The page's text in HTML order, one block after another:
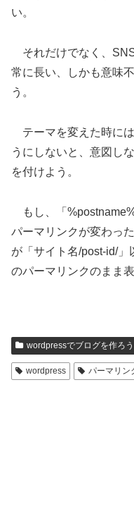
い。
それだけでなく、
常に長い、しかも意味
う。
テーマを変えた時に
うにしないと、意図し
を付けよう。
もし、「
パーマリンクが変わっ
が「サイト名/post-id/
のパーマリンクのまま
wordpressでブログを作ろう
wordpress パーマリン